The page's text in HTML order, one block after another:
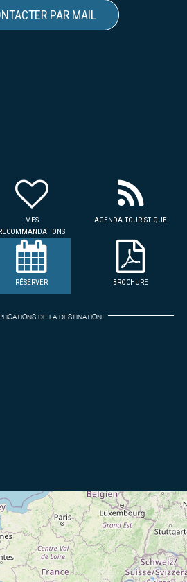
PAR MAIL
MES
AGENDA TOURISTIQUE
RÉSERVER BROCHURE
DE LA DESTINATION: